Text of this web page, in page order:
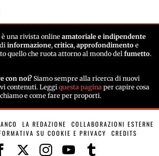
è una rivista online amatoriale e indipendente
di informazione, critica, approfondimento e
quello che ruota attorno al mondo del fumetto.
con noi?Siamo sempre alla ricerca di nuovi
contenuti. Leggi questa pagina per capire cosa
e come fare per proporti.
LA REDAZIONE
COLLABORAZIONI ESTERNE
SU COOKIE E PRIVACY CREDITS